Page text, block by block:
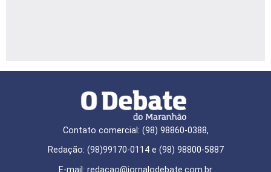
Contato comercial: (98) 98860-0388,
Redação: (98)99170-0114 e (98) 98800-5887
E-mail: redaçao@jornalodebate.com.br